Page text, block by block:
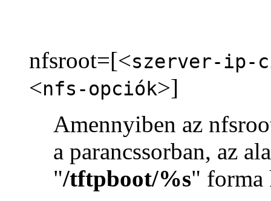
nfsroot=[<szerver-ip-
<nfs-opciók>]
Amennyiben az
a parancssorban, az
"/tftpboot/%s" forma